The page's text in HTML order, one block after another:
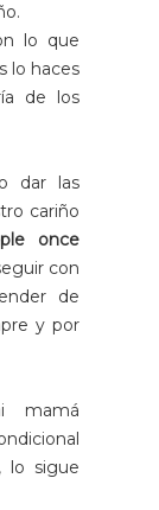
lo que
lo haces
de los
dar las
cariño
once
con
de
y por
mamá
lo sigue